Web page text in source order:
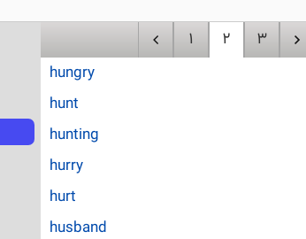
1 2 3
hungry
hunt
hunting
hurry
hurt
husband